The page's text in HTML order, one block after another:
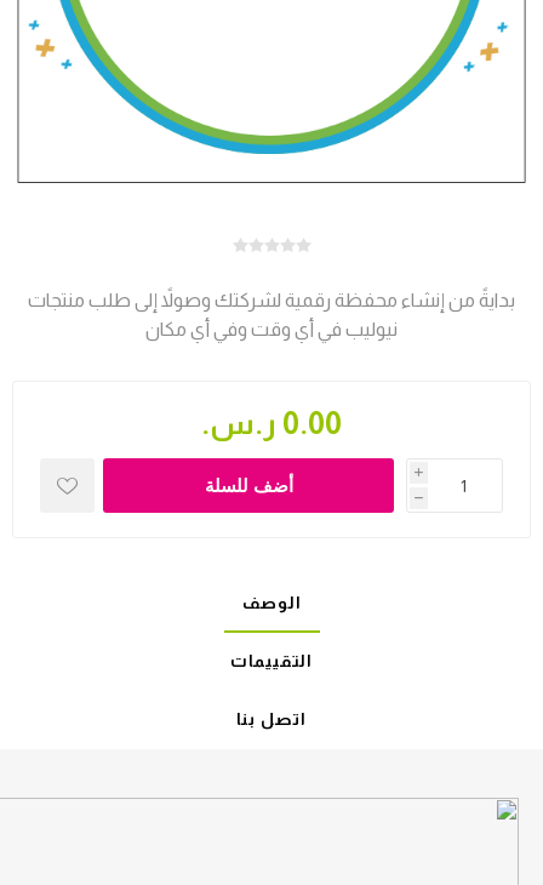
بدايةً من إنشاء محفظة رقمية لشركتك وصولاً إلى طلب منتجات
نيوليب في أي وقت وفي أي مكان
0.00 ر.س.‏
i
h
أضف للسلة
الوصف
التقييمات
اتصل بنا